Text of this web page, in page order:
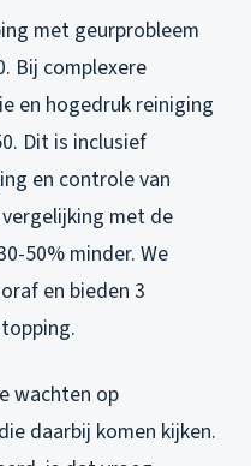
met geurprobleem
Bij complexere
en hogedruk reiniging
Dit is inclusief
en controle van
met de
50% minder. We
en bieden 3
wachten op
daarbij komen kijken.